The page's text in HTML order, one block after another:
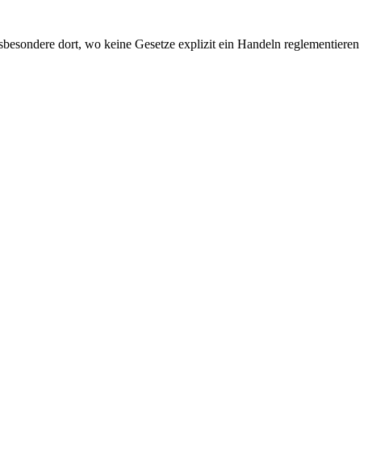
dort, wo keine Gesetze explizit ein Handeln reglementieren